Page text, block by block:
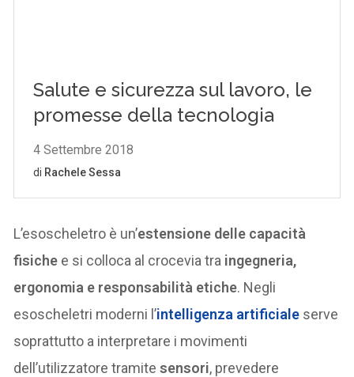
L’esoscheletro è un’estensione delle capacità
fisiche e si colloca al crocevia tra ingegneria,
ergonomia e responsabilità etiche. Negli
esoscheletri moderni l’intelligenza artificiale serve
soprattutto a interpretare i movimenti
dell’utilizzatore tramitesensori, prevedere